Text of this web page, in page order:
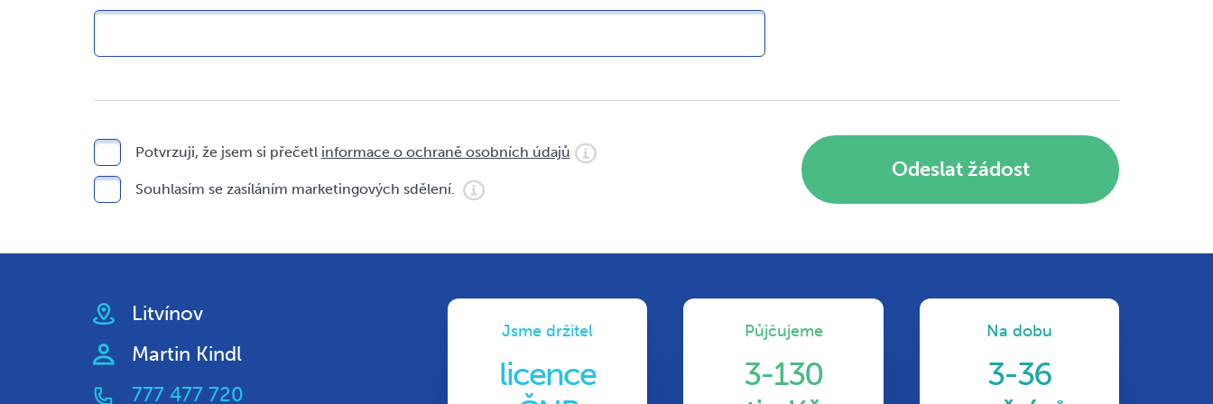
Potvrzuji, že jsem si přečetl informace o ochraně osobních údajů
Souhlasím se zasíláním marketingových sdělení.
Odeslat žádost
Litvínov
Martin Kindl
777 477 720
Jsme držitel
licence
Půjčujeme
3-130
Na dobu
3-36